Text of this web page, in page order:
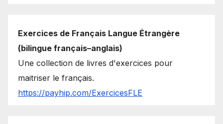
Exercices de Français Langue Étrangère
(bilingue français–anglais)
Une collection de livres d'exercices pour
maitriser le français.
https://payhip.com/ExercicesFLE